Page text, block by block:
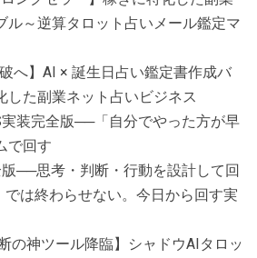
ル～逆算タロット占いメール鑑定マ
へ】AI × 誕生日占い鑑定書作成バ
した副業ネット占いビジネス
装完全版──「自分でやった方が早
で回す
──思考・判断・行動を設計して回
は終わらせない。今日から回す実
の神ツール降臨】シャドウAIタロッ